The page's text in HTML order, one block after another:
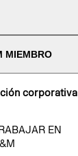
MIEMBRO
corporativa
EN